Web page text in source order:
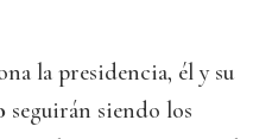
la presidencia, él y su
seguirán siendo los